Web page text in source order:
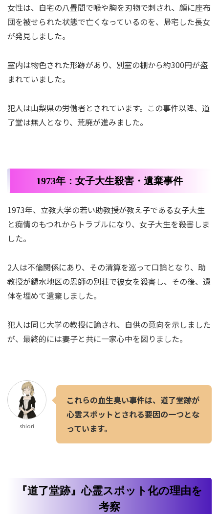
女性は、自宅の八畳間で喉や胸を刃物で刺され、顔に座布
団を被せられた状態で亡くなっているのを、帰宅した長女
が発見しました。
室内は物色された形跡があり、別室の棚から約300円が盗
まれていました。
犯人は山梨県の労働者とされています。この事件以降、道
了堂は無人となり、荒廃が進みました。
1973年：女子大生殺害・遺棄事件
1973年、立教大学の若い助教授が教え子である女子大生
と痴情のもつれからトラブルになり、女子大生を殺害しま
した。
2人は不倫関係にあり、その清算を巡って口論となり、助
教授が鑓水地区の恩師の別荘で彼女を殺害し、その後、遺
体を埋めて遺棄しました。
犯人は同じ大学の教授に諭され、自供の意向を示しました
が、最終的には妻子と共に一家心中を図りました。
shiori
これらの血生臭い事件は、道了堂跡が
心霊スポットとされる要因の一つとな
っています。
『道了堂跡』心霊スポット化の理由を
考察